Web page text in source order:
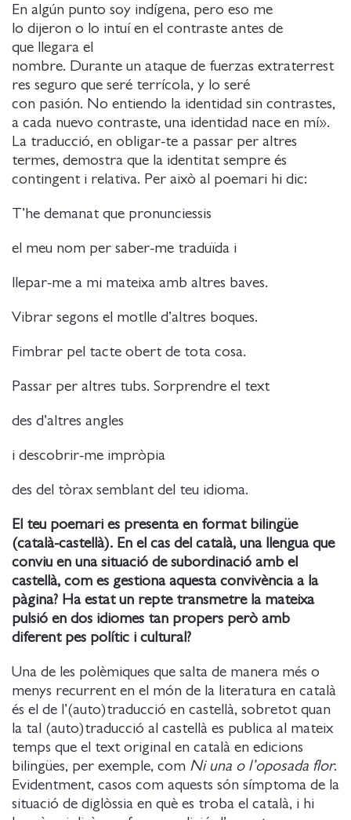
En algún punto soy indígena, pero eso me
lo dijeron o lo intuí en el contraste antes de
que llegara el
nombre. Durante un ataque de fuerzas extraterrest
res seguro que seré terrícola, y lo seré
con pasión. No entiendo la identidad sin contrastes,
a cada nuevo contraste, una identidad nace en mí».
La traducció, en obligar-te a passar per altres
termes, demostra que la identitat sempre és
contingent i relativa. Per això al poemari hi dic:
T’he demanat que pronunciessis
el meu nom per saber-me traduïda i
llepar-me a mi mateixa amb altres baves.
Vibrar segons el motlle d’altres boques.
Fimbrar pel tacte obert de tota cosa.
Passar per altres tubs. Sorprendre el text
des d’altres angles
i descobrir-me impròpia
des del tòrax semblant del teu idioma.
El teu poemari es presenta en format bilingüe
(català-castellà). En el cas del català, una llengua que
conviu en una situació de subordinació amb el
castellà, com es gestiona aquesta convivència a la
pàgina? Ha estat un repte transmetre la mateixa
pulsió en dos idiomes tan propers però amb
diferent pes polític i cultural?
Una de les polèmiques que salta de manera més o
menys recurrent en el món de la literatura en català
és el de l’(auto)traducció en castellà, sobretot quan
la tal (auto)traducció al castellà es publica al mateix
temps que el text original en català en edicions
bilingües, per exemple, com Ni una o l’oposada flor.
Evidentment, casos com aquests són símptoma de la
situació de diglòssia en què es troba el català, i hi